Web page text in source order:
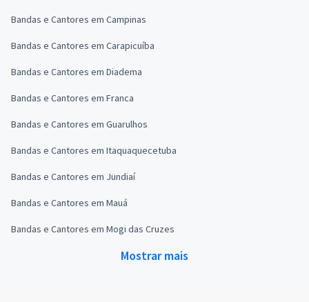
Bandas e Cantores em Campinas
Bandas e Cantores em Carapicuíba
Bandas e Cantores em Diadema
Bandas e Cantores em Franca
Bandas e Cantores em Guarulhos
Bandas e Cantores em Itaquaquecetuba
Bandas e Cantores em Jundiaí
Bandas e Cantores em Mauá
Bandas e Cantores em Mogi das Cruzes
Mostrar mais